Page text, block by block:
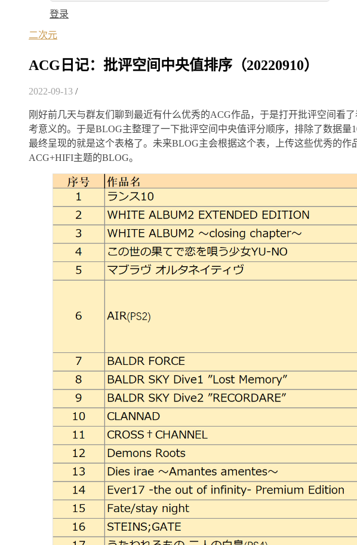
登录
二次元
ACG日记：批评空间中央值排序（20220910）
2022-09-13 /
刚好前几天与群友们聊到最近有什么优秀的ACG作品，于是打开批评空间看
考意义的。于是BLOG主整理了一下批评空间中央值评分顺序，排除了数据
最终呈现的就是这个表格了。未来BLOG主会根据这个表，上传这些优秀的
ACG+HIFI主题的BLOG。